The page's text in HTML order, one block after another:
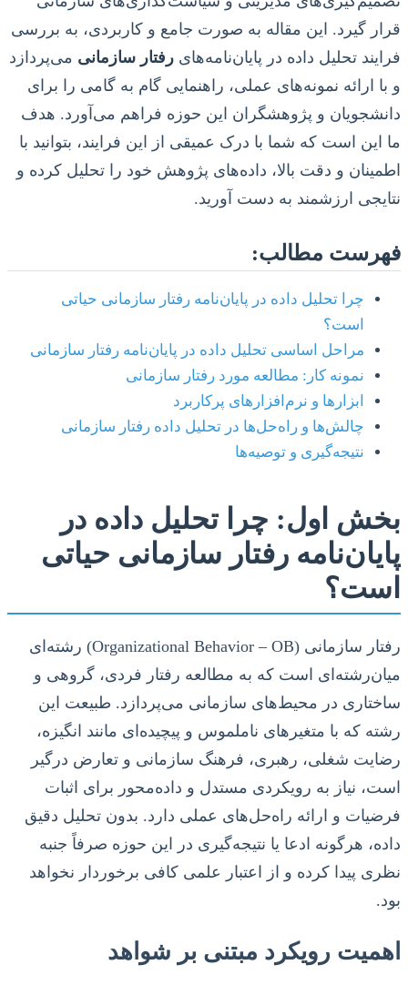
قرار گیرد. این مقاله به صورت جامع و کاربردی، به بررسی
فرایند تحلیل داده در پایان‌نامه‌های رفتار سازمانی می‌پردازد
و با ارائه نمونه‌های عملی، راهنمایی گام به گامی را برای
دانشجویان و پژوهشگران این حوزه فراهم می‌آورد. هدف
ما این است که شما با درک عمیقی از این فرایند، بتوانید با
اطمینان و دقت بالا، داده‌های پژوهش خود را تحلیل کرده و
نتایجی ارزشمند به دست آورید.
فهرست مطالب:
چرا تحلیل داده در پایان‌نامه رفتار سازمانی حیاتی
است؟
مراحل اساسی تحلیل داده در پایان‌نامه رفتار سازمانی
نمونه کار: مطالعه مورد رفتار سازمانی
ابزارها و نرم‌افزارهای پرکاربرد
چالش‌ها و راه‌حل‌ها در تحلیل داده رفتار سازمانی
نتیجه‌گیری و توصیه‌ها
بخش اول: چرا تحلیل داده در
پایان‌نامه رفتار سازمانی حیاتی
است؟
رفتار سازمانی (Organizational Behavior – OB) رشته‌ای
میان‌رشته‌ای است که به مطالعه رفتار فردی، گروهی و
ساختاری در محیط‌های سازمانی می‌پردازد. طبیعت این
رشته که با متغیرهای ناملموس و پیچیده‌ای مانند انگیزه،
رضایت شغلی، رهبری، فرهنگ سازمانی و تعارض درگیر
است، نیاز به رویکردی مستدل و داده‌محور برای اثبات
فرضیات و ارائه راه‌حل‌های عملی دارد. بدون تحلیل دقیق
داده، هرگونه ادعا یا نتیجه‌گیری در این حوزه صرفاً جنبه
نظری پیدا کرده و از اعتبار علمی کافی برخوردار نخواهد
بود.
اهمیت رویکرد مبتنی بر شواهد